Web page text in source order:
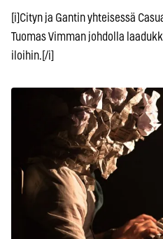
[i]Cityn ja Gantin yhteisessä
Tuomas Vimman johdolla
iloihin.[/i]